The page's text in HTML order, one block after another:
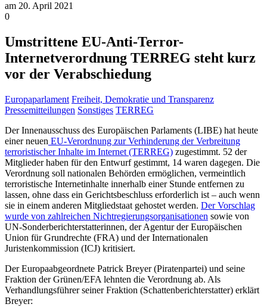
am 20. April 2021
0
Umstrittene EU-Anti-Terror-
Internetverordnung TERREG steht kurz
vor der Verabschiedung
Europaparlament Freiheit, Demokratie und Transparenz
Pressemitteilungen Sonstiges TERREG
Der Innenausschuss des Europäischen Parlaments (LIBE) hat heute
einer neuen EU-Verordnung zur Verhinderung der Verbreitung
terroristischer Inhalte im Internet (TERREG) zugestimmt. 52 der
Mitglieder haben für den Entwurf gestimmt, 14 waren dagegen. Die
Verordnung soll nationalen Behörden ermöglichen, vermeintlich
terroristische Internetinhalte innerhalb einer Stunde entfernen zu
lassen, ohne dass ein Gerichtsbeschluss erforderlich ist – auch wenn
sie in einem anderen Mitgliedstaat gehostet werden. Der Vorschlag
wurde von zahlreichen Nichtregierungsorganisationen sowie von
UN-Sonderberichterstatterinnen, der Agentur der Europäischen
Union für Grundrechte (FRA) und der Internationalen
Juristenkommission (ICJ) kritisiert.
Der Europaabgeordnete Patrick Breyer (Piratenpartei) und seine
Fraktion der Grünen/EFA lehnten die Verordnung ab. Als
Verhandlungsführer seiner Fraktion (Schattenberichterstatter) erklärt
Breyer: